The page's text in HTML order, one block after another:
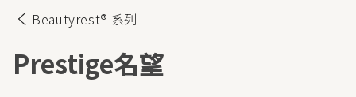
Beautyrest® 系列
Prestige名望